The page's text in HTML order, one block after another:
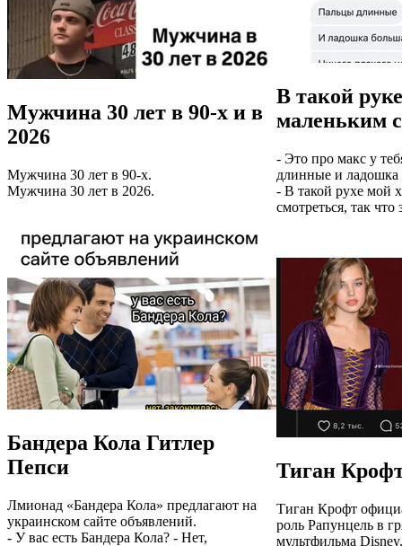
Мужчина 30 лет в 90-х и в
2026
Мужчина 30 лет в 90-х.
Мужчина 30 лет в 2026.
В такой
маленьким
- Это про макс у
длинные и ладошка
- В такой рухе мой
смотреться, так
Бандера Кола Гитлер
Пепси
Лмионад «Бандера Кола» предлагают на
украинском сайте объявлений.
- У вас есть Бандера Кола? - Нет,
Тиган
Тиган Крофт
роль Рапунцель в
мультфильма Disney.